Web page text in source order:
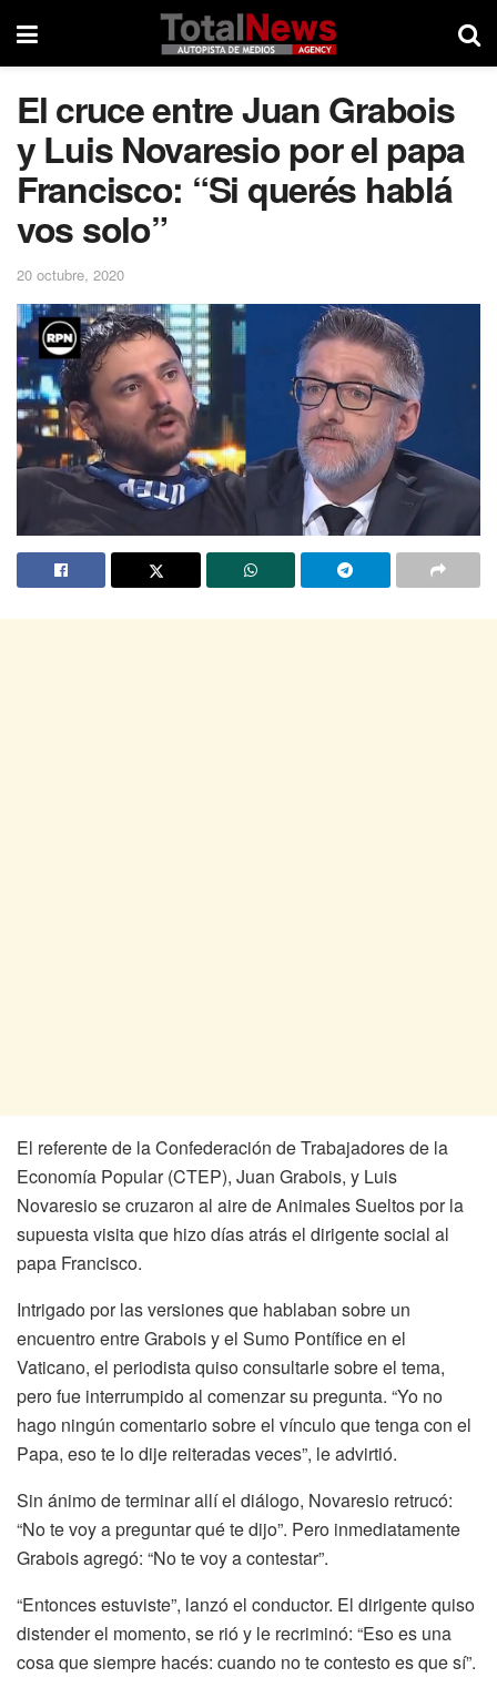
El cruce entre Juan Grabois
y Luis Novaresio por el papa
Francisco: “Si querés hablá
vos solo”
20 octubre, 2020
El referente de la Confederación de Trabajadores de la
Economía Popular (CTEP), Juan Grabois, y Luis
Novaresio se cruzaron al aire de Animales Sueltos por la
supuesta visita que hizo días atrás el dirigente social al
papa Francisco.
Intrigado por las versiones que hablaban sobre un
encuentro entre Grabois y el Sumo Pontífice en el
Vaticano, el periodista quiso consultarle sobre el tema,
pero fue interrumpido al comenzar su pregunta. “Yo no
hago ningún comentario sobre el vínculo que tenga con el
Papa, eso te lo dije reiteradas veces”, le advirtió.
Sin ánimo de terminar allí el diálogo, Novaresio retrucó:
“No te voy a preguntar qué te dijo”. Pero inmediatamente
Grabois agregó: “No te voy a contestar”.
“Entonces estuviste”, lanzó el conductor. El dirigente quiso
distender el momento, se rió y le recriminó: “Eso es una
cosa que siempre hacés: cuando no te contesto es que sí”.